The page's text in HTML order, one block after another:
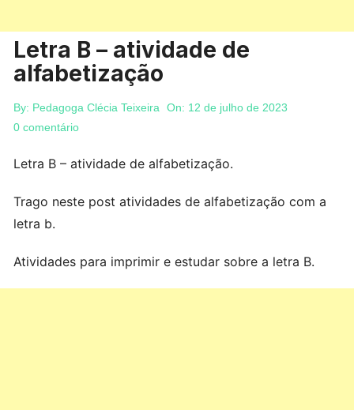
Letra B – atividade de
alfabetização
By: Pedagoga Clécia Teixeira On: 12 de julho de 2023
0 comentário
Letra B – atividade de alfabetização.
Trago neste post atividades de alfabetização com a
letra b.
Atividades para imprimir e estudar sobre a letra B.